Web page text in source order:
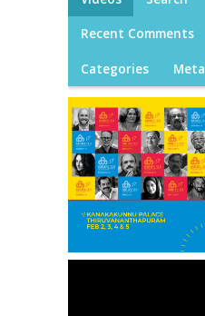
Recent Comments
Categories Meta